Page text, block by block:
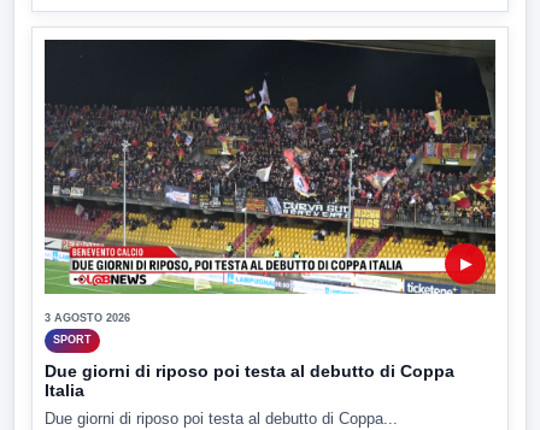
▶
3 AGOSTO 2026
SPORT
Due giorni di riposo poi testa al debutto di Coppa
Italia
Due giorni di riposo poi testa al debutto di Coppa...